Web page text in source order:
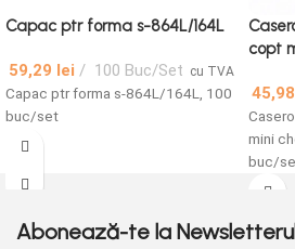
Capac ptr forma s-864L/164L
59,29 lei 100 Buc/Set cu TVA
Capac ptr forma s-864L/164L, 100
buc/set
copt
buc/
45,98
mini
buc/
Abonează-te la